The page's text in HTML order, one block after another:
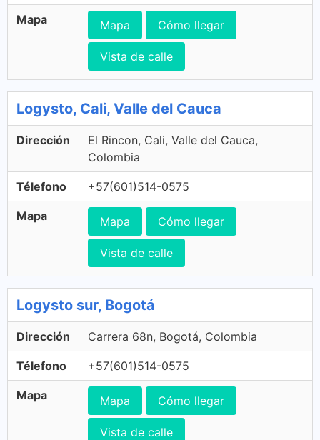
Mapa Mapa Cómo llegar
Vista de calle
Logysto, Cali, Valle del Cauca
Dirección
El Rincon, Cali, Valle del Cauca,
Colombia
Télefono +57(601)514-0575
Mapa Mapa Cómo llegar
Vista de calle
Logysto sur, Bogotá
Dirección Carrera 68n, Bogotá, Colombia
Télefono +57(601)514-0575
Mapa Mapa Cómo llegar
Vista de calle